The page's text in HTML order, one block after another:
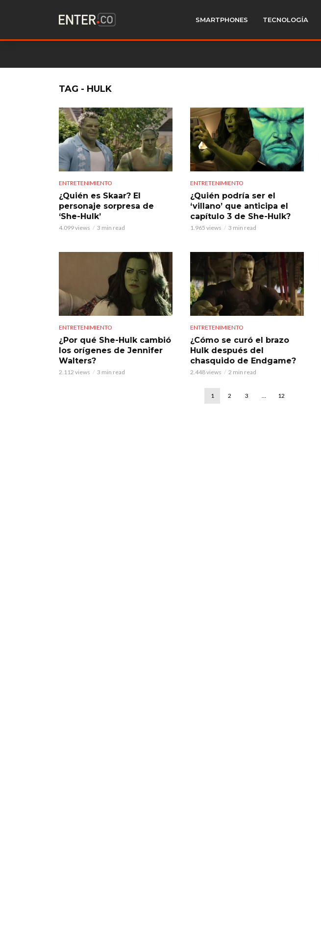
SMARTPHONES TECNOLOGÍA
TAG - HULK
ENTRETENIMIENTO
¿Quién es Skaar? El
personaje sorpresa de
‘She-Hulk’
4.099 views 3 min read
ENTRETENIMIENTO
¿Quién podría ser el
‘villano’ que anticipa el
capítulo 3 de She-Hulk?
1.965 views 3 min read
ENTRETENIMIENTO
¿Por qué She-Hulk cambió
los orígenes de Jennifer
Walters?
2.112 views 3 min read
ENTRETENIMIENTO
¿Cómo se curó el brazo
Hulk después del
chasquido de Endgame?
2.448 views 2 min read
1 2 3 … 12